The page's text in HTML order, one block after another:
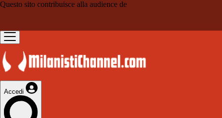
Questo sito contribuisce alla audience de
Accedi